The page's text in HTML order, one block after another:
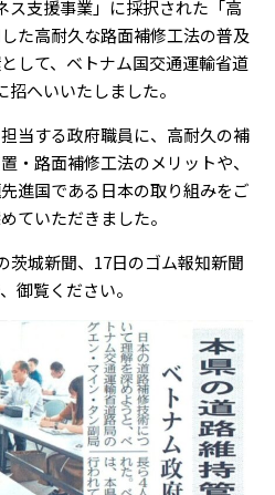
ス支援事業」に採択された「高
た高耐久な路面補修工法の普及
して、ベトナム国交通運輸省道
へいいたしました。
当する政府職員に、高耐久の補
・路面補修工法のメリットや、
進国である日本の取り組みをご
ていただきました。
茨城新聞、17日のゴム報知新聞
御覧ください。